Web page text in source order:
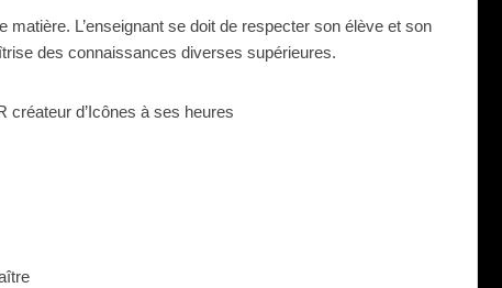
matière. L’enseignant se doit de respecter son élève et son
des connaissances diverses supérieures.
créateur d’Icônes à ses heures